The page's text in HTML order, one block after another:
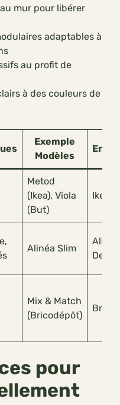
mur pour libérer
adaptables à
au profit de
à des couleurs de
Exemple
Modèles
Metod
(Ikea), Viola
(But)
Ikea,
Alinéa Slim
Mix & Match
(Bricodépôt)
pour